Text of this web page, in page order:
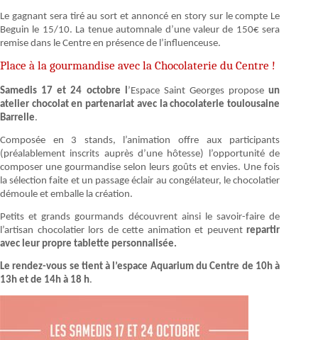
Le gagnant sera tiré au sort et annoncé en story sur le compte Le
Beguin le 15/10. La tenue automnale d’une valeur de 150€ sera
remise dans le Centre en présence de l’influenceuse.
Place à la gourmandise avec la Chocolaterie du Centre !
Samedis 17 et 24 octobre l ’Espace Saint Georges proposeun
atelier chocolat en partenariat avec la chocolaterie toulousaine
Barrelle.
Composée en 3 stands, l’animation offre aux participants
(préalablement inscrits auprès d’une hôtesse) l’opportunité de
composer une gourmandise selon leurs goûts et envies. Une fois
la sélection faite et un passage éclair au congélateur, le chocolatier
démoule et emballe la création.
Petits et grands gourmands découvrent ainsi le savoir-faire de
l’artisan chocolatier lors de cette animation et peuventrepartir
avec leur propre tablette personnalisée.
Le rendez-vous se tient à l’espace Aquarium du Centre de 10h à
13h et de 14h à 18 h.